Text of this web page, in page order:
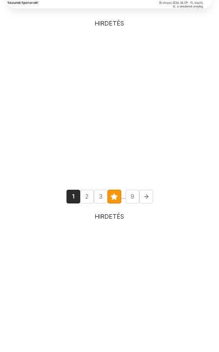
HIRDETÉS
1 2 3 ... 9
HIRDETÉS